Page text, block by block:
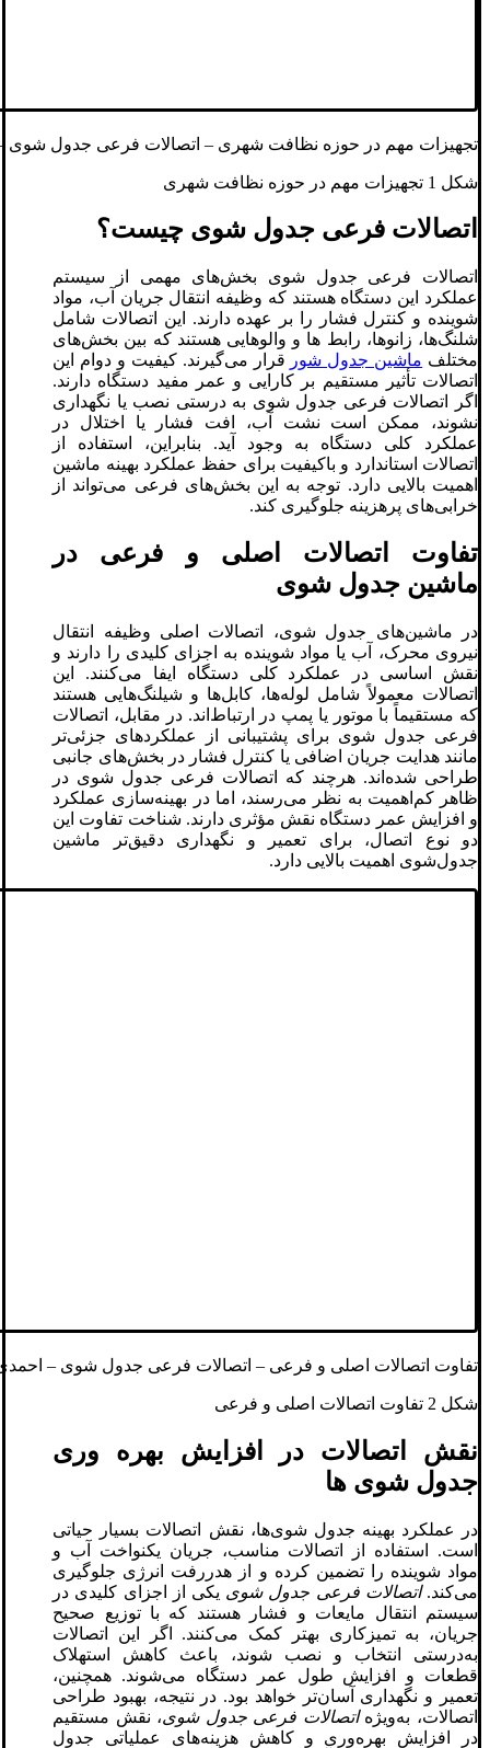
تجهیزات مهم در حوزه نظافت شهری – اتصالات فرعی جدول‌ شوی
شکل 1 تجهیزات مهم در حوزه نظافت شهری
اتصالات فرعی جدول‌ شوی چیست؟
اتصالات فرعی جدول‌ شوی بخش‌های مهمی از سیستم
عملکرد این دستگاه هستند که وظیفه انتقال جریان آب، مواد
شوینده و کنترل فشار را بر عهده دارند. این اتصالات شامل
شلنگ‌ها، زانوها، رابط‌ ها و والوهایی هستند که بین بخش‌های
مختلف ماشین جدول‌ شور قرار می‌گیرند. کیفیت و دوام این
اتصالات تأثیر مستقیم بر کارایی و عمر مفید دستگاه دارند.
اگر اتصالات فرعی جدول‌ شوی به درستی نصب یا نگهداری
نشوند، ممکن است نشت آب، افت فشار یا اختلال در
عملکرد کلی دستگاه به وجود آید. بنابراین، استفاده از
اتصالات استاندارد و باکیفیت برای حفظ عملکرد بهینه ماشین
اهمیت بالایی دارد. توجه به این بخش‌های فرعی می‌تواند از
خرابی‌های پرهزینه جلوگیری کند.
تفاوت اتصالات اصلی و فرعی در
ماشین جدول ‌شوی
در ماشین‌های جدول‌ شوی، اتصالات اصلی وظیفه انتقال
نیروی محرک، آب یا مواد شوینده به اجزای کلیدی را دارند و
نقش اساسی در عملکرد کلی دستگاه ایفا می‌کنند. این
اتصالات معمولاً شامل لوله‌ها، کابل‌ها و شیلنگ‌هایی هستند
که مستقیماً با موتور یا پمپ در ارتباط‌اند. در مقابل، اتصالات
فرعی جدول‌ شوی برای پشتیبانی از عملکردهای جزئی‌تر
مانند هدایت جریان اضافی یا کنترل فشار در بخش‌های جانبی
طراحی شده‌اند. هرچند که اتصالات فرعی جدول‌ شوی در
ظاهر کم‌اهمیت به نظر می‌رسند، اما در بهینه‌سازی عملکرد
و افزایش عمر دستگاه نقش مؤثری دارند. شناخت تفاوت این
دو نوع اتصال، برای تعمیر و نگهداری دقیق‌تر ماشین
جدول‌شوی اهمیت بالایی دارد.
تفاوت اتصالات اصلی و فرعی – اتصالات فرعی جدول‌ شوی –
شکل 2 تفاوت اتصالات اصلی و فرعی
نقش اتصالات در افزایش بهره‌ وری
جدول شوی‌ ها
در عملکرد بهینه جدول شوی‌ها، نقش اتصالات بسیار حیاتی
است. استفاده از اتصالات مناسب، جریان یکنواخت آب و
مواد شوینده را تضمین کرده و از هدررفت انرژی جلوگیری
می‌کند.اتصالات فرعی جدول‌ شوی یکی از اجزای کلیدی در
سیستم انتقال مایعات و فشار هستند که با توزیع صحیح
جریان، به تمیزکاری بهتر کمک می‌کنند. اگر این اتصالات
به‌درستی انتخاب و نصب شوند، باعث کاهش استهلاک
قطعات و افزایش طول عمر دستگاه می‌شوند. همچنین،
تعمیر و نگهداری آسان‌تر خواهد بود. در نتیجه، بهبود طراحی
اتصالات، به‌ویژهاتصالات فرعی جدول‌ شوی، نقش مستقیم
در افزایش بهره‌وری و کاهش هزینه‌های عملیاتی جدول